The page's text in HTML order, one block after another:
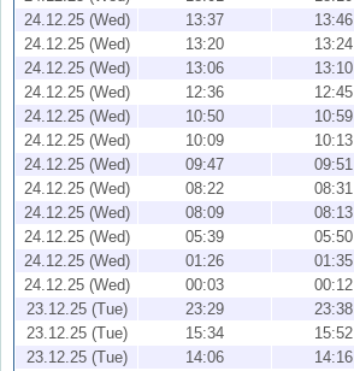
24.12.25 (Wed)
13:37 13:46
24.12.25 (Wed)
13:20 13:24
24.12.25 (Wed)
13:06 13:10
24.12.25 (Wed)
12:36 12:45
24.12.25 (Wed)
10:50 10:59
24.12.25 (Wed)
10:09 10:13
24.12.25 (Wed)
09:47 09:51
24.12.25 (Wed)
08:22 08:31
24.12.25 (Wed)
08:09 08:13
24.12.25 (Wed)
05:39 05:50
24.12.25 (Wed)
01:26 01:35
24.12.25 (Wed)
00:03 00:12
23.12.25 (Tue)
23:29 23:38
23.12.25 (Tue)
15:34 15:52
23.12.25 (Tue)
14:06 14:16